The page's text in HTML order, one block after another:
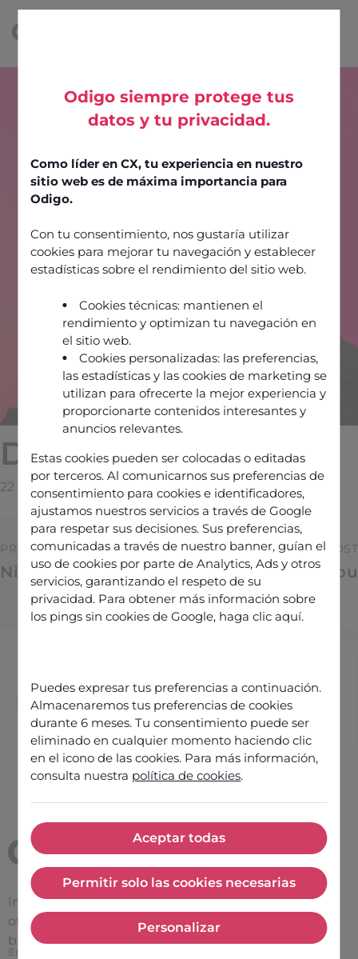
Odigo siempre protege tus
datos y tu privacidad.
Como líder en CX, tu experiencia en nuestro
sitio web es de máxima importancia para
Odigo.
Con tu consentimiento, nos gustaría utilizar
cookies para mejorar tu navegación y establecer
estadísticas sobre el rendimiento del sitio web.
Cookies técnicas: mantienen el
rendimiento y optimizan tu navegación en
el sitio web.
Cookies personalizadas: las preferencias,
las estadísticas y las cookies de marketing se
utilizan para ofrecerte la mejor experiencia y
proporcionarte contenidos interesantes y
anuncios relevantes.
Estas cookies pueden ser colocadas o editadas
por terceros. Al comunicarnos sus preferencias de
consentimiento para cookies e identificadores,
ajustamos nuestros servicios a través de Google
para respetar sus decisiones. Sus preferencias,
comunicadas a través de nuestro banner, guían el
uso de cookies por parte de Analytics, Ads y otros
servicios, garantizando el respeto de su
privacidad. Para obtener más información sobre
los pings sin cookies de Google, haga clic aquí.
Puedes expresar tus preferencias a continuación.
Almacenaremos tus preferencias de cookies
durante 6 meses. Tu consentimiento puede ser
eliminado en cualquier momento haciendo clic
en el icono de las cookies. Para más información,
consulta nuestra política de cookies.
Aceptar todas
Permitir solo las cookies necesarias
Permitir solo las cookies
Personalizar
David Paulding
22 February 2026 Manuel@galadrim.fr
PREVIOUS POST
Nina Lopez
NEXT POST
Vincent Ortiou
Manuel@galadrim.fr
Improve theeffectiveness
of interactions between a
brand and its customers
En Savoir Plus